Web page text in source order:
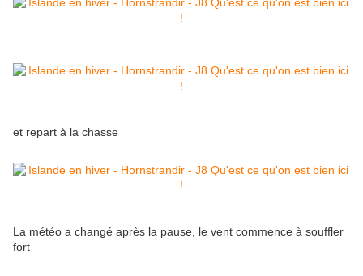
et repart à la chasse
La météo a changé après la pause, le vent commence à souffler
fort